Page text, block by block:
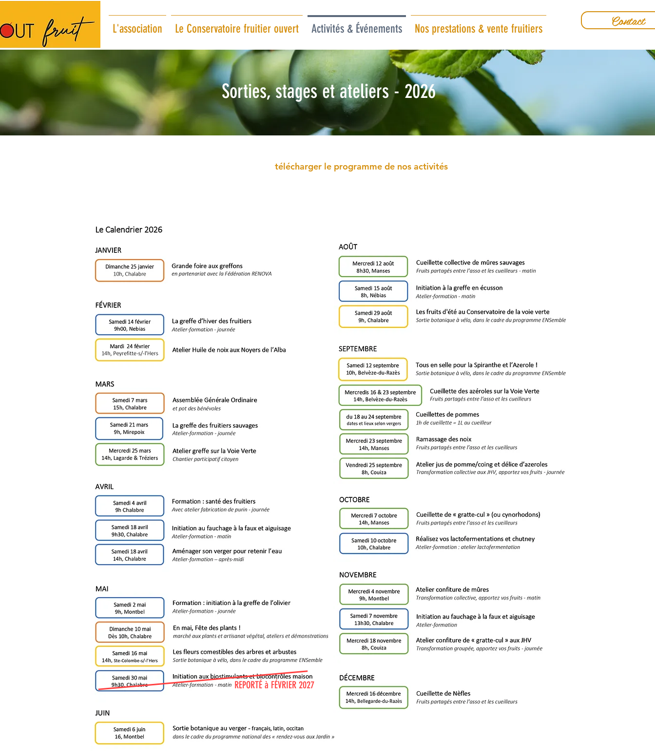
L'association Le Conservatoire fruitier ouvert Activités & Événements Nos prestations & vente fruitiers Contact
Sorties, stages et ateliers - 2026
télécharger le programme de nos activités
REPORTÉ à FÉVRIER 2027